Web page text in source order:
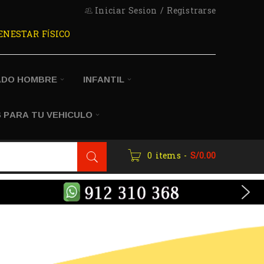
FÍSICO
Iniciar Sesion / Registrarse
HOMBRE INFANTIL
TU VEHICULO
0 items - S/0.00